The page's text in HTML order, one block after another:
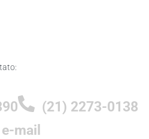
(21) 2273-0138
mail